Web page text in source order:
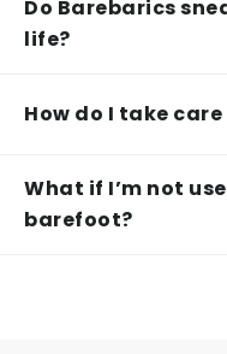
Do Barebarics
life?
How do I take
What if I’m not
barefoot?